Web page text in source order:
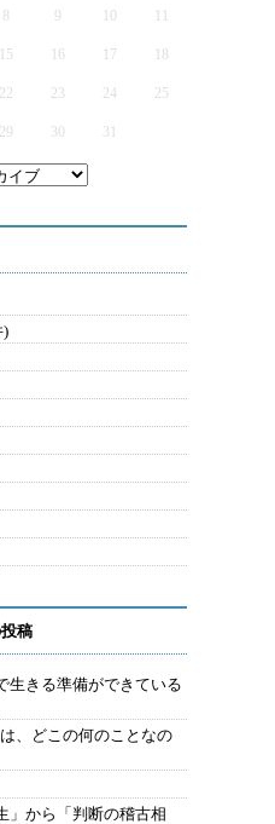
9
15 16 17
22 23 24 25
29 30 31
)
稿
生きる準備ができている
、どこの何のことなの
」から「判断の稽古相